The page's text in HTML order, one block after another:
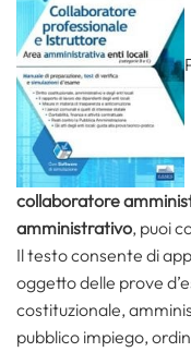
collaboratore
amministrativo, puoi
Il testo consente di
oggetto delle prove
costituzionale,
pubblico impiego,